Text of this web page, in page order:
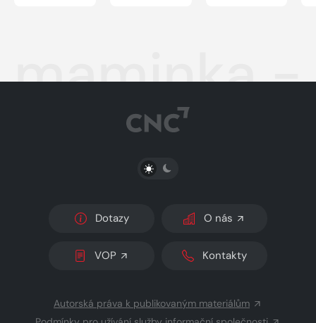
maminka -
PŘEPNOUT SVĚTLÝ/TMAVÝ REŽIM
Dotazy O nás
VOP Kontakty
Autorská práva k publikovaným materiálům